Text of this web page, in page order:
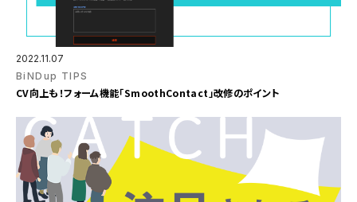
2022.11.07
BiNDup TIPS
CV向上も！フォーム機能「SmoothContact」改修のポイント